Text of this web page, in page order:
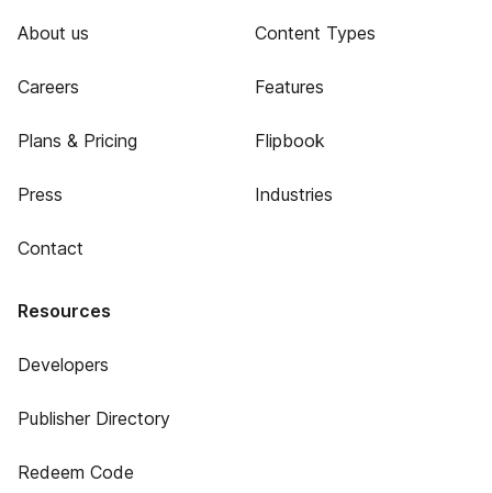
About us
Careers
Plans & Pricing
Press
Contact
Content Types
Features
Flipbook
Industries
Resources
Developers
Publisher Directory
Redeem Code